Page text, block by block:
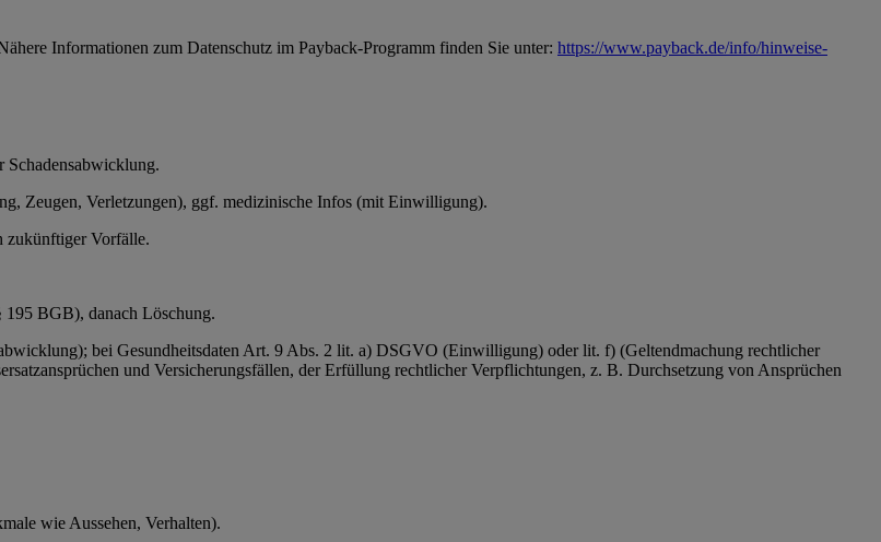
Informationen zum Datenschutz im Payback-Programm finden Sie unter: https://www.payback.de/info/hinweise-
Zeugen, Verletzungen), ggf. medizinische Infos (mit Einwilligung).
zukünftiger Vorfälle.
BGB), danach Löschung.
bei Gesundheitsdaten Art. 9 Abs. 2 lit. a) DSGVO (Einwilligung) oder lit. f) (Geltendmachung rechtlicher
und Versicherungsfällen, der Erfüllung rechtlicher Verpflichtungen, z. B. Durchsetzung von Ansprüchen
wie Aussehen, Verhalten).